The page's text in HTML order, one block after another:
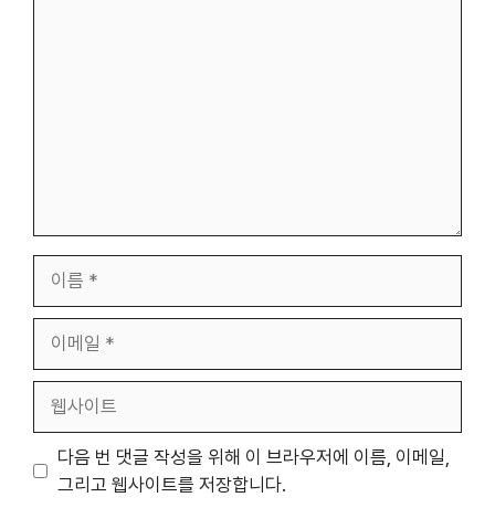
일
트
다음 번 댓글 작성을 위해 이 브라우저에 이름, 이메일,
그리고 웹사이트를 저장합니다.